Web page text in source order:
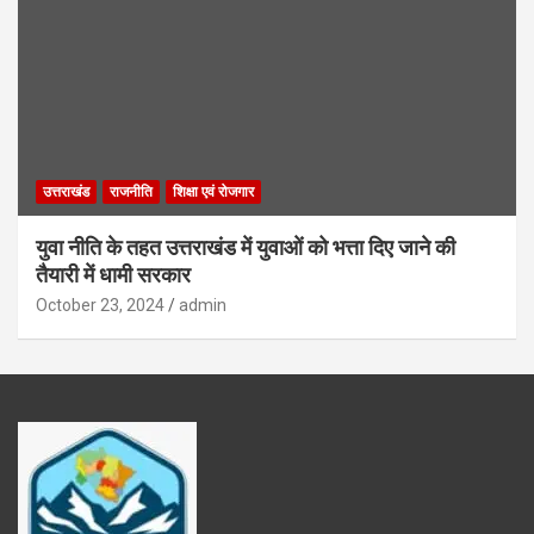
उत्तराखंड राजनीति शिक्षा एवं रोजगार
युवा नीति के तहत उत्तराखंड में युवाओं को भत्ता दिए जाने की
तैयारी में धामी सरकार
October 23, 2024 admin